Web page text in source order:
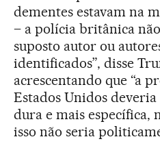
dementes estavam na
– a polícia britânica
suposto autor ou
identificados”, disse
acrescentando que “a
Estados Unidos
dura e mais específica,
isso não seria